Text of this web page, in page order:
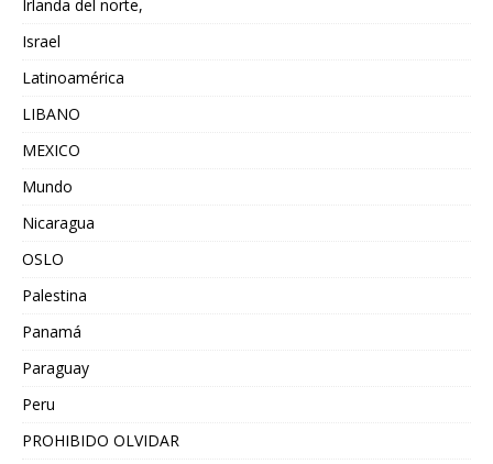
Irlanda del norte,
Israel
Latinoamérica
LIBANO
MEXICO
Mundo
Nicaragua
OSLO
Palestina
Panamá
Paraguay
Peru
PROHIBIDO OLVIDAR